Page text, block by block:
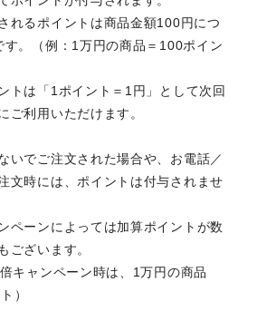
れるポイントは商品金額100円につ
す。（例：1万円の商品＝100ポイン
トは「1ポイント＝1円」として次回
ご利用いただけます。
いでご注文された場合や、お電話／
文時には、ポイントは付与されませ
ペーンによっては加算ポイントが数
ございます。
キャンペーン時は、1万円の商品
）